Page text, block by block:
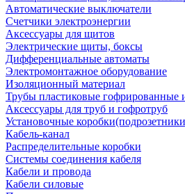
Автоматические выключатели
Счетчики электроэнергии
Аксессуары для щитов
Электрические щиты, боксы
Дифференциальные автоматы
Электромонтажное оборудование
Изоляционный материал
Трубы пластиковые гофрированные
Аксессуары для труб и гофротруб
Установочные
Кабель-канал
Распределительные коробки
Системы соединения кабеля
Кабели и провода
Кабели силовые